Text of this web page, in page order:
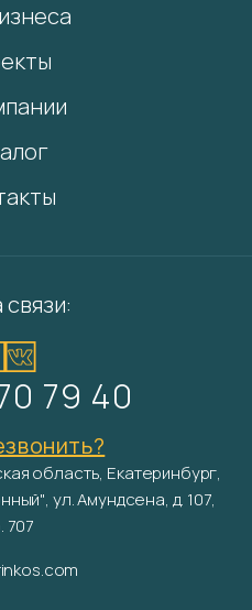
79 40
область, Екатеринбург,
ул. Амундсена, д. 107,
707